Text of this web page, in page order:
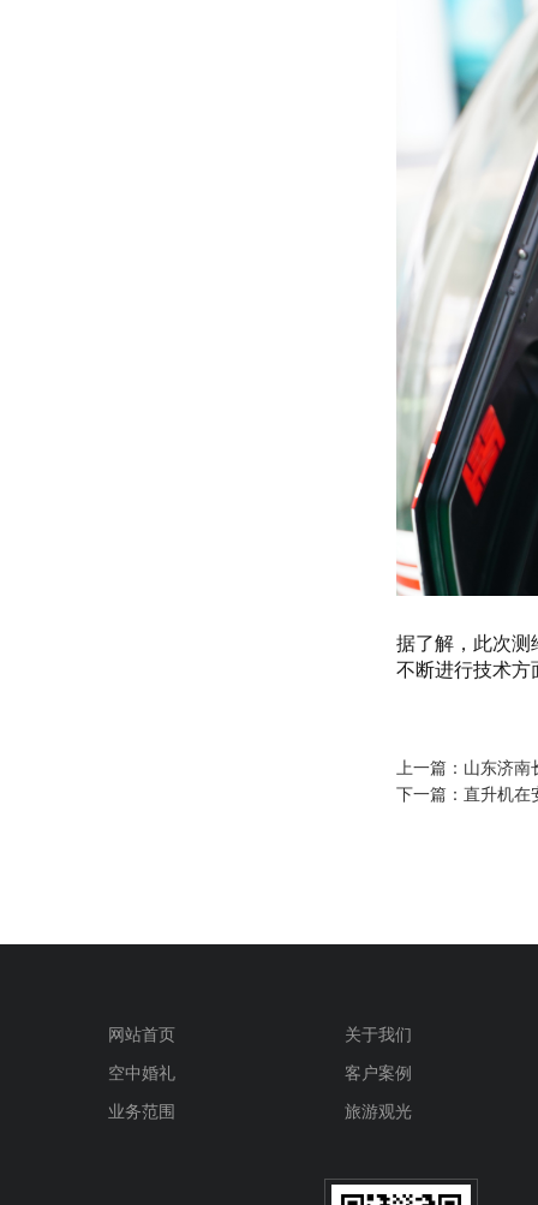
据了解，此次测
不断进行技术方
上一篇： 山东济南
下一篇： 直升机在
网站首页
关于我们
空中婚礼
客户案例
业务范围
旅游观光